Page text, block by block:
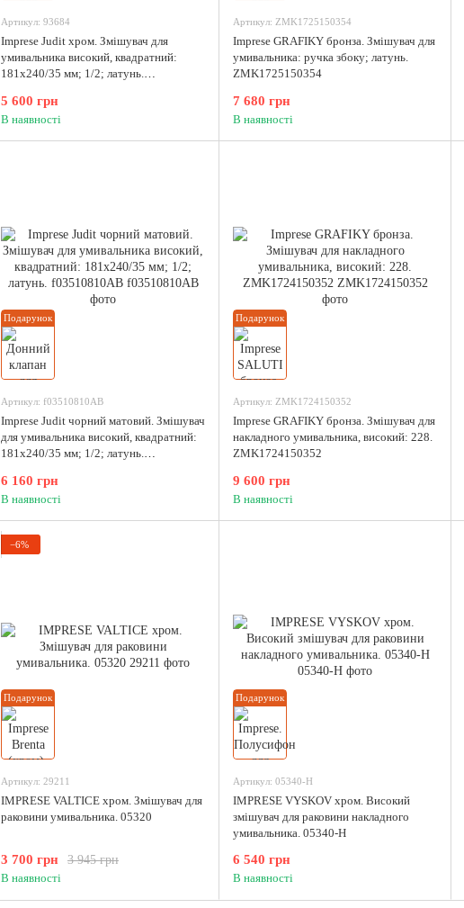
Артикул: 93684
Imprese Judit хром. Змішувач для
умивальника високий, квадратний:
181x240/35 мм; 1/2; латунь.
5 600 грн
В наявності
Артикул: ZMK1725150354
Imprese GRAFIKY бронза. Змішувач для
умивальника: ручка збоку; латунь.
ZMK1725150354
7 680 грн
В наявності
Подарунок
Артикул: f03510810AB
Imprese Judit чорний матовий. Змішувач
для умивальника високий, квадратний:
181x240/35 мм; 1/2; латунь.
6 160 грн
В наявності
Подарунок
Артикул: ZMK1724150352
Imprese GRAFIKY бронза. Змішувач для
накладного умивальника, високий: 228.
ZMK1724150352
9 600 грн
В наявності
Подарунок
−6%
Артикул: 29211
IMPRESE VALTICE хром. Змішувач для
раковини умивальника. 05320
3 945 грн
3 700 грн
В наявності
Подарунок
Артикул: 05340-H
IMPRESE VYSKOV хром. Високий
змішувач для раковини накладного
умивальника. 05340-H
6 540 грн
В наявності